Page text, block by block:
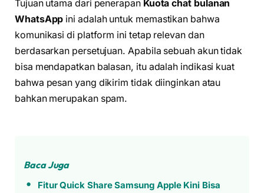
Tujuan utama dari penerapan Kuota chat bulanan
WhatsApp ini adalah untuk memastikan bahwa
komunikasi di platform ini tetap relevan dan
berdasarkan persetujuan. Apabila sebuah akun tidak
bisa mendapatkan balasan, itu adalah indikasi kuat
bahwa pesan yang dikirim tidak diinginkan atau
bahkan merupakan spam.
Baca Juga
Fitur Quick Share Samsung Apple Kini Bisa